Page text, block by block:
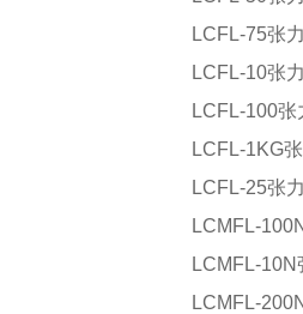
LCFL-75张
LCFL-10张
LCFL-100
LCFL-1KG
LCFL-25张
LCMFL-
LCMFL-
LCMFL-